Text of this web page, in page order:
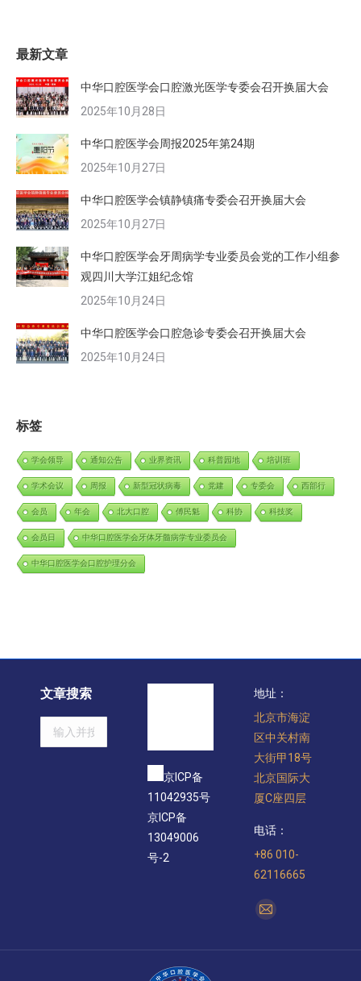
最新文章
中华口腔医学会口腔激光医学专委会召开换届大会
2025年10月28日
中华口腔医学会周报2025年第24期
2025年10月27日
中华口腔医学会镇静镇痛专委会召开换届大会
2025年10月27日
中华口腔医学会牙周病学专业委员会党的工作小组参
观四川大学江姐纪念馆
2025年10月24日
中华口腔医学会口腔急诊专委会召开换届大会
2025年10月24日
标签
学会领导 通知公告 业界资讯 科普园地 培训班
学术会议 周报 新型冠状病毒 党建 专委会 西部行
会员 年会 北大口腔 傅民魁 科协 科技奖
会员日 中华口腔医学会牙体牙髓病学专业委员会
中华口腔医学会口腔护理分会
文章搜索
Search:
京ICP备
11042935号
京ICP备
13049006
号-2
地址：
北京市海淀
区中关村南
大街甲18号
北京国际大
厦C座四层
电话：
+86 010-
62116665
找到我们：
Mail